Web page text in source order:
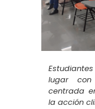
lugar con
centrada
la acción